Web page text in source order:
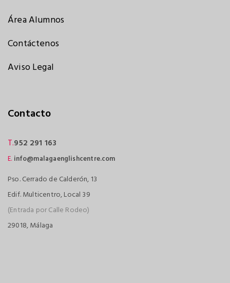
Área Alumnos
Contáctenos
Aviso Legal
Contacto
T.952 291 163
E. info@malagaenglishcentre.com
Pso. Cerrado de Calderón, 13
Edif. Multicentro, Local 39
(Entrada por Calle Rodeo)
29018, Málaga